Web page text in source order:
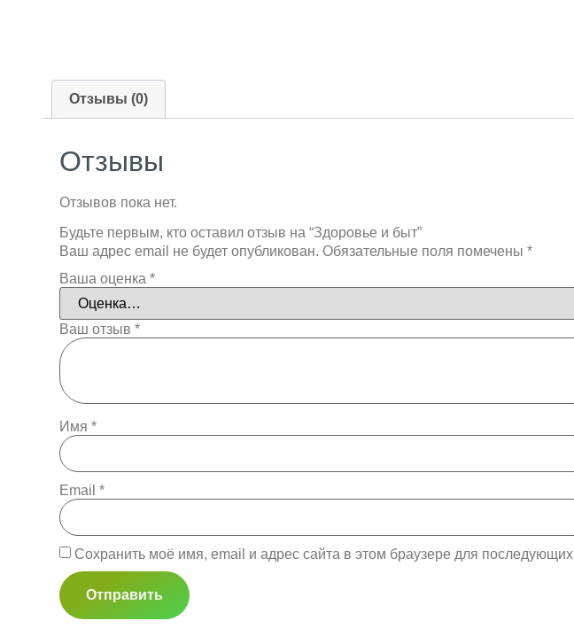
Отзывы (0)
Отзывы
Отзывов пока нет.
Будьте первым, кто оставил отзыв на “Здоровье и быт”
Ваш адрес email не будет опубликован. Обязательные поля помечены *
Ваша оценка *
Ваш отзыв *
Имя *
Email *
Сохранить моё имя, email и адрес сайта в этом браузере для